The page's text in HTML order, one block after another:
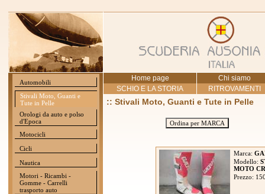
Automobili
Stivali Moto, Guanti e
Tute in Pelle
Orologi da auto e polso
d'Epoca
Motocicli
Cicli
Nautica
Motori - Ricambi -
Gomme - Carrelli
trasporto auto
Home page
Chi siamo
SCHIO E LA STORIA
RITROVAMENTI
:: Stivali Moto, Guanti e Tute in Pelle
Ordina per MARCA
Marca:
Modello:
MOTO
Prezzo: